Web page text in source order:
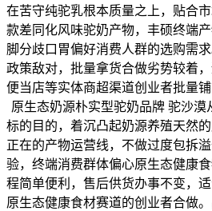
在苦守纯驼乳根本质量之上，贴合
款差同化风味驼奶产物，丰硕终端
脚分歧口胃偏好消费人群的选购需
政策敌对，批量拿货合做劣势较着
便当店等实体商超渠道创业者批量
原生态奶源朴实型驼奶品牌 驼沙
标的目的，着沉凸起奶源养殖天然
正在的产物运营线，不做过度包拆
验，终端消费群体偏心原生态健康
程简单便利，售后供货办事不变，
原生态健康食材赛道的创业者合做